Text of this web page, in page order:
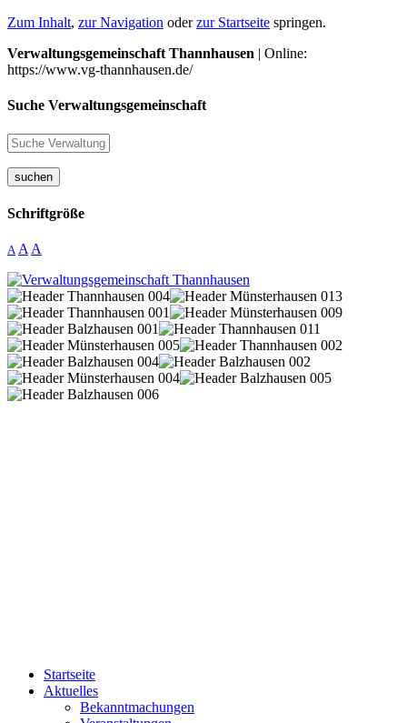
Zum Inhalt, zur Navigation oderzur Startseite springen.
Verwaltungsgemeinschaft Thannhausen | Online:
https://www.vg-thannhausen.de/
Suche Verwaltungsgemeinschaft
suchen
Schriftgröße
A A A
Startseite
Aktuelles
Bekanntmachungen